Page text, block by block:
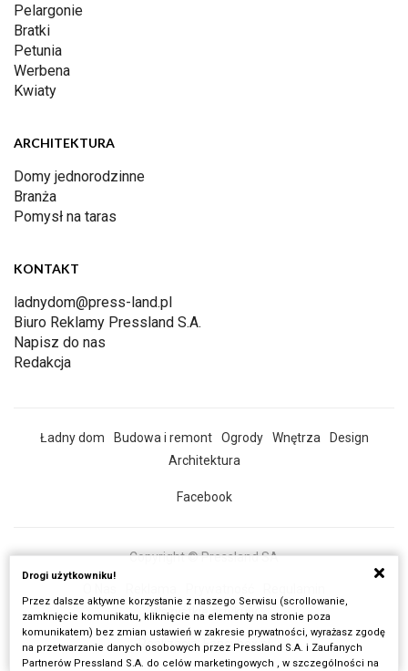
Pelargonie
Bratki
Petunia
Werbena
Kwiaty
ARCHITEKTURA
Domy jednorodzinne
Branża
Pomysł na taras
KONTAKT
ladnydom@press-land.pl
Biuro Reklamy Pressland S.A.
Napisz do nas
Redakcja
Ładny dom Budowa i remont Ogrody Wnętrza
Design
Architektura
Facebook
Copyright © Pressland SA
Wszystkie artykuły
Realizacja: Fancybox.pl
Drogi użytkowniku!
Przez dalsze aktywne korzystanie z naszego Serwisu (scrollowanie,
zamknięcie komunikatu, kliknięcie na elementy na stronie poza
komunikatem) bez zmian ustawień w zakresie prywatności, wyrażasz zgodę
na przetwarzanie danych osobowych przez Pressland S.A. i Zaufanych
Partnerów Pressland S.A. do celów marketingowych , w szczególności na